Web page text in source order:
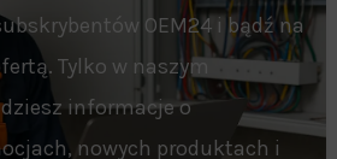
OEM24 i bądź na
Tylko w naszym
informacje o
nowych produktach i